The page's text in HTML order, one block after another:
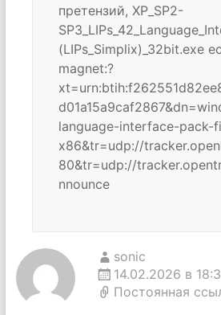
претензий, XP_SP2-
(LIPs_Simplix)_32bit.exe
magnet:?
language-interface-pack-
x86&tr=udp://
80&tr=udp://
nnounce
sonic
14.02.2026 в
Постоянная